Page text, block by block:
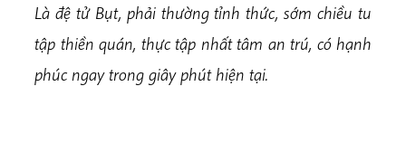
Là đệ tử Bụt, phải thường tỉnh thức, sớm chiều tu
tập thiền quán, thực tập nhất tâm an trú, có hạnh
phúc ngay trong giây phút hiện tại.